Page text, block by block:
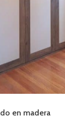
en madera